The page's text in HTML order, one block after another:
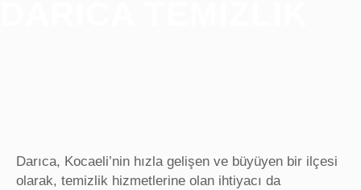
Darıca, Kocaeli’nin hızla gelişen ve büyüyen bir ilçesi
olarak, temizlik hizmetlerine olan ihtiyacı da